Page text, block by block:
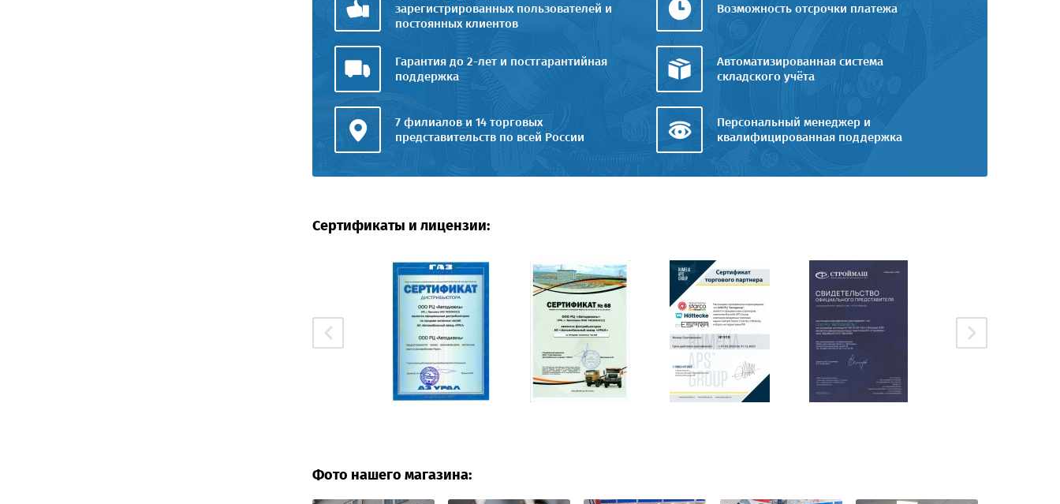
зарегистрированных пользователей и
постоянных клиентов
Возможность отсрочки платежа
Гарантия до 2-лет и постгарантийная
поддержка
Автоматизированная система
складского учёта
7 филиалов и 14 торговых
представительств по всей России
Персональный менеджер и
квалифицированная поддержка
Сертификаты и лицензии:
Фото нашего магазина: